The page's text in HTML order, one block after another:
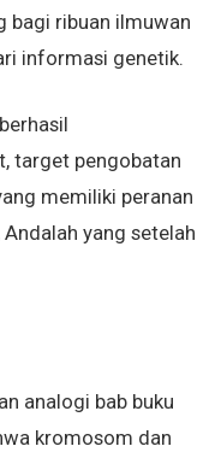
bagi ribuan ilmuwan
informasi genetik.
target pengobatan
memiliki peranan
yang setelah
analogi bab buku
kromosom dan